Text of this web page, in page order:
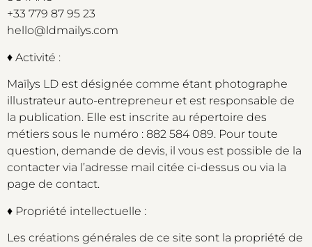
+33 779 87 95 23
hello@ldmailys.com
♦ Activité :
Maïlys LD est désignée comme étant photographe
illustrateur auto-entrepreneur et est responsable de
la publication. Elle est inscrite au répertoire des
métiers sous le numéro : 882 584 089. Pour toute
question, demande de devis, il vous est possible de la
contacter via l’adresse mail citée ci-dessus ou via la
page de contact.
♦ Propriété intellectuelle :
Les créations générales de ce site sont la propriété de